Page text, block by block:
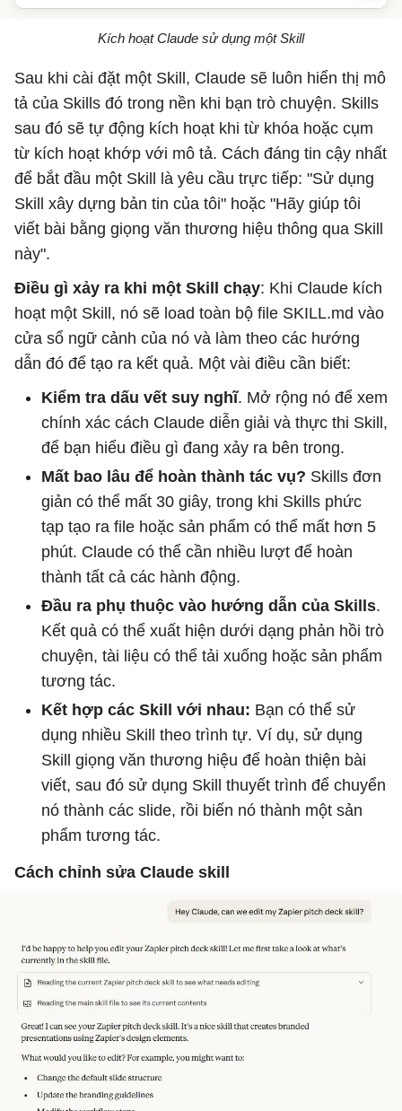
Kích hoạt Claude sử dụng một Skill
Sau khi cài đặt một Skill, Claude sẽ luôn hiển thị mô
tả của Skills đó trong nền khi bạn trò chuyện. Skills
sau đó sẽ tự động kích hoạt khi từ khóa hoặc cụm
từ kích hoạt khớp với mô tả. Cách đáng tin cậy nhất
để bắt đầu một Skill là yêu cầu trực tiếp: "Sử dụng
Skill xây dựng bản tin của tôi" hoặc "Hãy giúp tôi
viết bài bằng giọng văn thương hiệu thông qua Skill
này".
Điều gì xảy ra khi một Skill chạy: Khi Claude kích
hoạt một Skill, nó sẽ load toàn bộ file SKILL.md vào
cửa sổ ngữ cảnh của nó và làm theo các hướng
dẫn đó để tạo ra kết quả. Một vài điều cần biết:
Kiểm tra dấu vết suy nghĩ. Mở rộng nó để xem
chính xác cách Claude diễn giải và thực thi Skill,
để bạn hiểu điều gì đang xảy ra bên trong.
Mất bao lâu để hoàn thành tác vụ? Skills đơn
giản có thể mất 30 giây, trong khi Skills phức
tạp tạo ra file hoặc sản phẩm có thể mất hơn 5
phút. Claude có thể cần nhiều lượt để hoàn
thành tất cả các hành động.
Đầu ra phụ thuộc vào hướng dẫn của Skills.
Kết quả có thể xuất hiện dưới dạng phản hồi trò
chuyện, tài liệu có thể tải xuống hoặc sản phẩm
tương tác.
Kết hợp các Skill với nhau: Bạn có thể sử
dụng nhiều Skill theo trình tự. Ví dụ, sử dụng
Skill giọng văn thương hiệu để hoàn thiện bài
viết, sau đó sử dụng Skill thuyết trình để chuyển
nó thành các slide, rồi biến nó thành một sản
phẩm tương tác.
Cách chỉnh sửa Claude skill